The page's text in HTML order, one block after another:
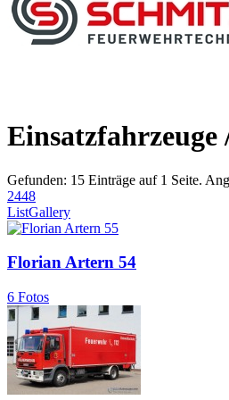
Gefunden: 15 Einträge auf 1 Seite.
2448
ListGallery
Florian Artern 54
6 Fotos